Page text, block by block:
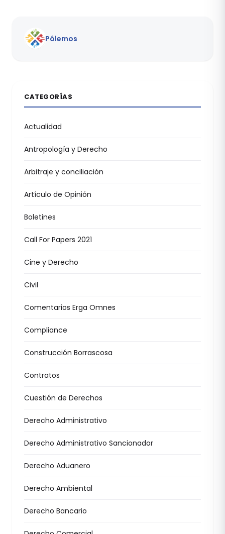
Pólemos
CATEGORÍAS
Actualidad
Antropología y Derecho
Arbitraje y conciliación
Artículo de Opinión
Boletines
Call For Papers 2021
Cine y Derecho
Civil
Comentarios Erga Omnes
Compliance
Construcción Borrascosa
Contratos
Cuestión de Derechos
Derecho Administrativo
Derecho Administrativo Sancionador
Derecho Aduanero
Derecho Ambiental
Derecho Bancario